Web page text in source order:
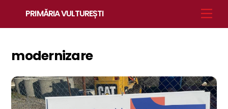
PRIMĂRIA VULTUREȘTI
modernizare